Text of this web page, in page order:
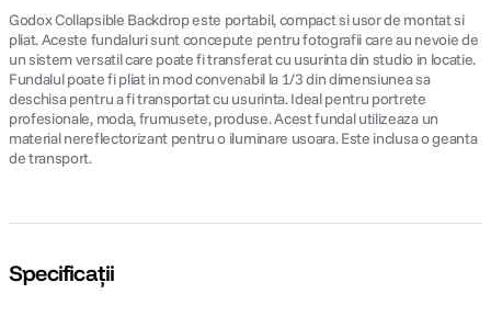
Godox Collapsible Backdrop este portabil, compact si usor de montat si
pliat. Aceste fundaluri sunt concepute pentru fotografii care au nevoie de
un sistem versatil care poate fi transferat cu usurinta din studio in locatie.
Fundalul poate fi pliat in mod convenabil la 1/3 din dimensiunea sa
deschisa pentru a fi transportat cu usurinta. Ideal pentru portrete
profesionale, moda, frumusete, produse. Acest fundal utilizeaza un
material nereflectorizant pentru o iluminare usoara. Este inclusa o geanta
de transport.
Specificații